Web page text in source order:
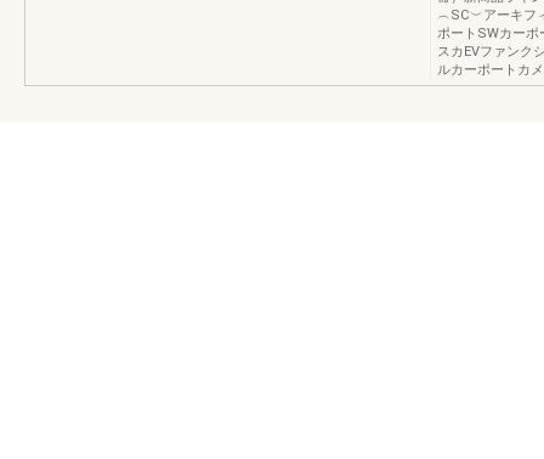
︵SC︶アーキフ
ポートSWカーポ
スカEVファンク
ルカーポートカ